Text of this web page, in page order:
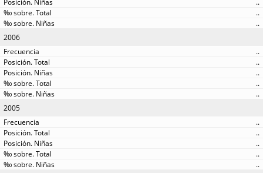
..
..
..
2006
..
..
..
..
..
2005
..
..
..
..
..